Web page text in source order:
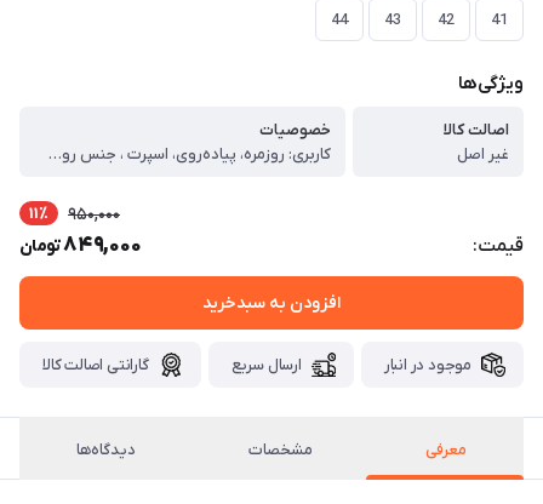
41
42
43
44
ویژگی‌ها
اصالت کالا
غیر اصل
خصوصیات
کاربری: روزمره، پیاده‌روی، اسپرت ، جنس رویه: چرم صنعتی به‌همراه لایه‌های مصنوعی مقاوم ، جنس زیره: سبک با انعطاف‌پذیری بالا ، کفی داخلی: نرم و راحت، مناسب استفاده طولانی‌مدت ، نوع بستن: بندی ، وزن: سبک، مناسب راه رفتن طولانی ، مقاومت زیره: مقاوم در برابر سایش ، فرم پنجه: استاندارد، بدون فشار به انگشتان ، ویژگی‌ها: ، طراحی ارگونومیک برای کاهش خستگی پا ، جذب ضربه مناسب در ناحیه پاشنه ، مناسب استفاده روزانه و فعالیت‌های سبک ، کیفیت ساخت مناسب نسبت به قیمت ، تولید داخل با کنترل کیفی مناسب ، مناسب برای: ، استفاده روزمره ، پیاده‌روی ، محل کار و فعالیت‌های شهری ، استایل اسپرت و کژوال ، راهنمای سایزبندی کتونی (تولید ایران) ، برای انتخاب سایز مناسب، طول پای خود را از پشت پاشنه تا نوک بلندترین انگشت (بر حسب سانتی‌متر) اندازه‌گیری کرده و با جدول زیر تطبیق دهید: ، سایز کفش طول پا (سانتی‌متر) ، 41 25.5 ، 42 26 ، 43 26.5 ، 44 27 ، نکات مهم انتخاب سایز: ، اگر بین دو سایز هستید، پیشنهاد می‌شود سایز بزرگ‌تر را انتخاب کنید. ، برای استفاده روزمره یا پیاده‌روی طولانی، انتخاب نیم تا یک سانتی‌متر فضای اضافه در پنجه توصیه می‌شود. ، این مدل دارای قالب استاندارد ایرانی است و مناسب پاهای معمولی می‌باشد. ، امکان اختلاف جزئی (±۳ میلی‌متر) در تولید وجود دارد.
قیمت:
950,000 11٪
849,000تومان
افزودن به سبدخرید
موجود در انبار ارسال سریع گارانتی اصالت کالا
معرفی مشخصات دیدگاه‌ها